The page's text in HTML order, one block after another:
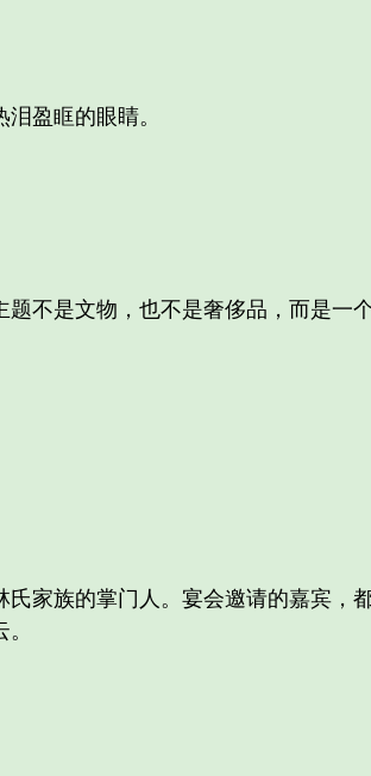
盈眶的眼睛。
是文物，也不是奢侈品，而是一
族的掌门人。宴会邀请的嘉宾，